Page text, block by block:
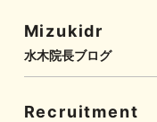
Mizukidr
水木院長ブログ
Recruitment